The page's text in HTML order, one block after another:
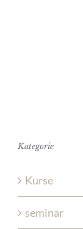
Kategorie
Kurse
seminar